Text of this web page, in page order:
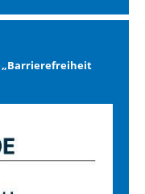
„Barrierefreiheit